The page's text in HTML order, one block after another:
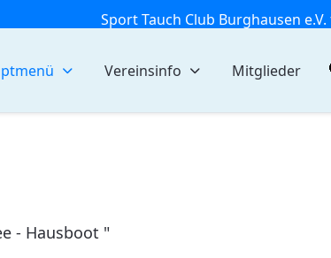
Sport Tauch Club Burghausen
Vereinsinfo Mitglieder
- Hausboot "